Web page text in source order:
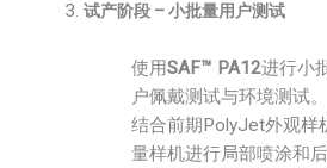
试产阶段 – 小批量用户测试
使用SAF™ PA12进行小
户佩戴测试与环境测试。
结合前期PolyJet外观样
量样机进行局部喷涂和后